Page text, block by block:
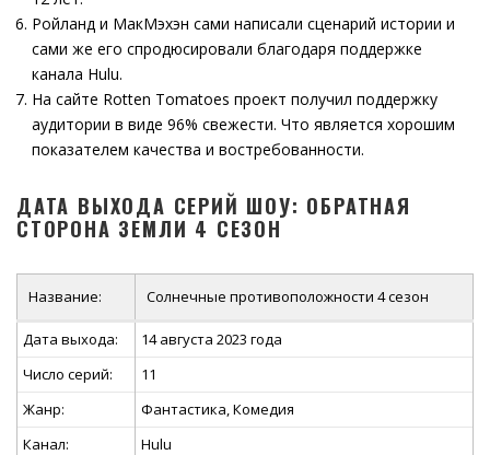
Ройланд и МакМэхэн сами написали сценарий истории и
сами же его спродюсировали благодаря поддержке
канала Hulu.
На сайте Rotten Tomatoes проект получил поддержку
аудитории в виде 96% свежести. Что является хорошим
показателем качества и востребованности.
ДАТА ВЫХОДА СЕРИЙ ШОУ: ОБРАТНАЯ
СТОРОНА ЗЕМЛИ 4 СЕЗОН
Название: Солнечные противоположности 4 сезон
Дата выхода:
14 августа 2023 года
Число серий:
11
Жанр:
Фантастика, Комедия
Канал:
Hulu